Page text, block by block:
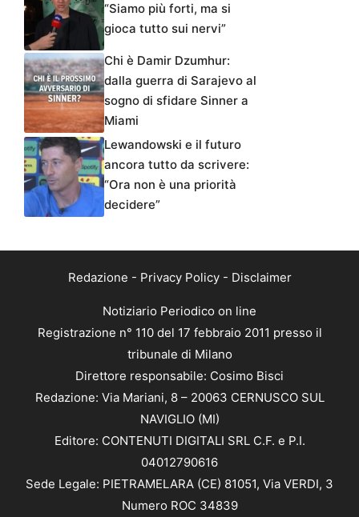
“Siamo più forti, ma si
gioca tutto sui nervi”
Chi è Damir Dzumhur:
dalla guerra di Sarajevo al
sogno di sfidare Sinner a
Miami
Lewandowski e il futuro
ancora tutto da scrivere:
“Ora non è una priorità
decidere”
Redazione - Privacy Policy- Disclaimer
Notiziario Periodico on line
Registrazione n° 110 del 17 febbraio 2011 presso il
tribunale di Milano
Direttore responsabile: Cosimo Bisci
Redazione: Via Mariani, 8 – 20063 CERNUSCO SUL
NAVIGLIO (MI)
Editore: CONTENUTI DIGITALI SRL C.F. e P.I.
04012790616
Sede Legale: PIETRAMELARA (CE) 81051, Via VERDI, 3
Numero ROC 34839